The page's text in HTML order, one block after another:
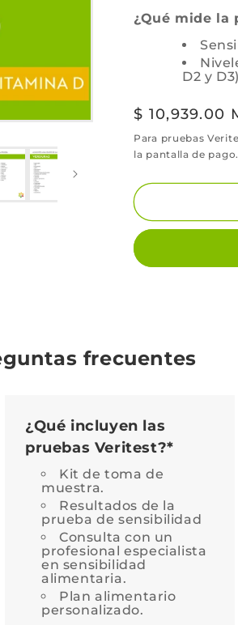
¿Qué mide la
D2 y D3)
Precio
habitual
$ 10,939.00
Para pruebas
la pantalla de pago.
frecuentes
¿Qué incluyen las
pruebas Veritest?*
Kit de toma de
muestra.
Resultados de la
prueba de sensibilidad
Consulta con un
profesional especialista
en sensibilidad
alimentaria.
Plan alimentario
personalizado.